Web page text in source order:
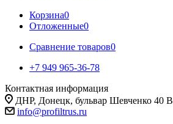
Корзина0
Отложенные0
Сравнение товаров0
+7 949 965-36-78
Контактная информация
ДНР, Донецк, бульвар Шевченко 40 В
info@profiltrus.ru